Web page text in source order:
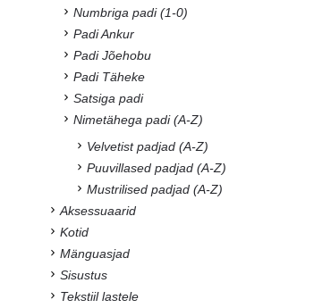
Numbriga padi (1-0)
Padi Ankur
Padi Jõehobu
Padi Täheke
Satsiga padi
Nimetähega padi (A-Z)
Velvetist padjad (A-Z)
Puuvillased padjad (A-Z)
Mustrilised padjad (A-Z)
Aksessuaarid
Kotid
Mänguasjad
Sisustus
Tekstiil lastele